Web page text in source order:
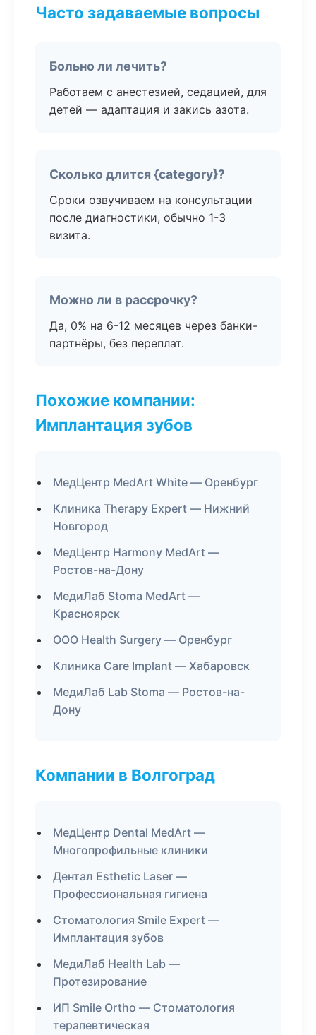
Часто задаваемые вопросы
Больно ли лечить?
Работаем с анестезией, седацией, для
детей — адаптация и закись азота.
Сколько длится {category}?
Сроки озвучиваем на консультации
после диагностики, обычно 1-3
визита.
Можно ли в рассрочку?
Да, 0% на 6-12 месяцев через банки-
партнёры, без переплат.
Похожие компании:
Имплантация зубов
МедЦентр MedArt White — Оренбург
Клиника Therapy Expert — Нижний
Новгород
МедЦентр Harmony MedArt —
Ростов-на-Дону
МедиЛаб Stoma MedArt —
Красноярск
ООО Health Surgery — Оренбург
Клиника Care Implant — Хабаровск
МедиЛаб Lab Stoma — Ростов-на-
Дону
Компании в Волгоград
МедЦентр Dental MedArt —
Многопрофильные клиники
Дентал Esthetic Laser —
Профессиональная гигиена
Стоматология Smile Expert —
Имплантация зубов
МедиЛаб Health Lab —
Протезирование
ИП Smile Ortho — Стоматология
терапевтическая